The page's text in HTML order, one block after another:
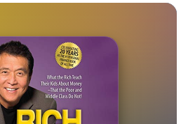
異的な売上を記録した。1985
を教える教育会社を起こす。
し、いったん引退。その間に
父さん貧乏父さん』が全世界
った(「BOOK著者紹介情報」